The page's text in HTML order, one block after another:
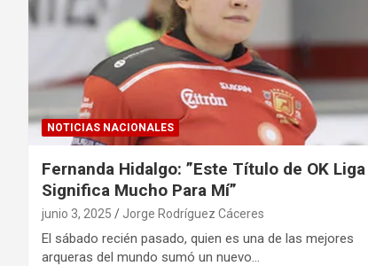
NOTICIAS NACIONALES
Fernanda Hidalgo: ”Este Título de OK Liga
Significa Mucho Para Mí”
junio 3, 2025 Jorge Rodríguez Cáceres
El sábado recién pasado, quien es una de las mejores
arqueras del mundo sumó un nuevo…